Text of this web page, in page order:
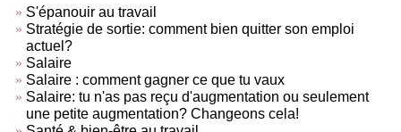
S'épanouir au travail
Stratégie de sortie: comment bien quitter son emploi
actuel?
Salaire
Salaire : comment gagner ce que tu vaux
Salaire: tu n'as pas reçu d'augmentation ou seulement
une petite augmentation? Changeons cela!